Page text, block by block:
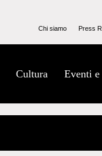
Chi siamo Press
Cultura Eventi